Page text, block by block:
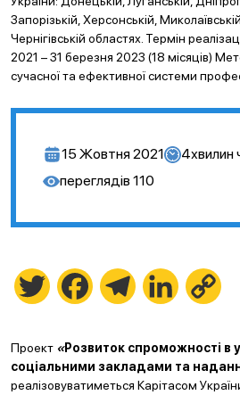
Запорізькій, Херсонській,
Чернігівській областях. Термін
2021 – 31 березня 2023 (18 місяців)
сучасної та ефективної системи
15 Жовтня 2021 4хвилин
переглядів 110
Twitter FacebookTelegramLinkedIn
Проект «Розвиток спроможності в
соціальними закладами та
реалізовуватиметься Карітасом